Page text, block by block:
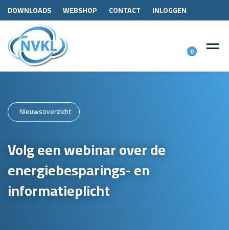
DOWNLOADS WEBSHOP CONTACT INLOGGEN
0
Nieuwsoverzicht
Volg een webinar over de
energiebesparings- en
informatieplicht